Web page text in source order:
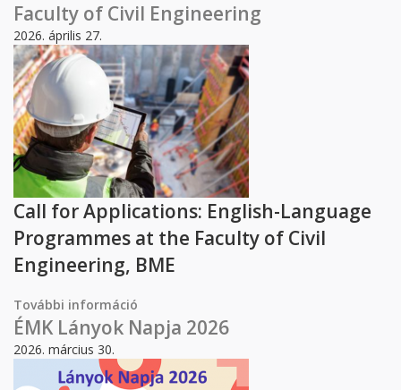
Faculty of Civil Engineering
2026. április 27.
Call for Applications: English-Language
Programmes at the Faculty of Civil
Engineering, BME
További információ
Faculty of Civil Engineering tartalommal
kapcsolatosan
ÉMK Lányok Napja 2026
2026. március 30.